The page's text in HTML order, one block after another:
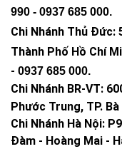
990 - 0937 685 000.
Chi Nhánh Thủ Đức:
Thành Phố Hồ Chí
- 0937 685 000.
Chi Nhánh BR-VT:
Phước Trung, TP. Bà
Chi Nhánh Hà Nội:
Đàm - Hoàng Mai -